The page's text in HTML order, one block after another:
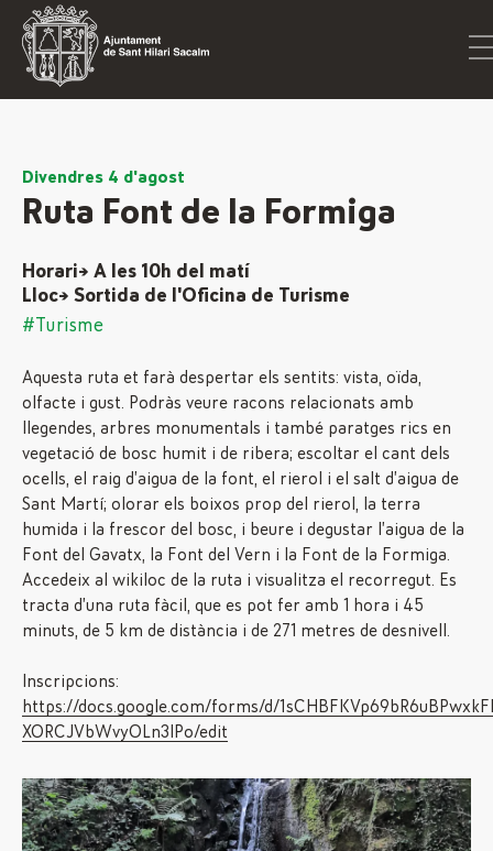
Divendres 4 d'agost
Ruta Font de la Formiga
Horari→ A les 10h del matí
Lloc→ Sortida de l'Oficina de Turisme
#Turisme
Aquesta ruta et farà despertar els sentits: vista, oïda,
olfacte i gust. Podràs veure racons relacionats amb
llegendes, arbres monumentals i també paratges rics en
vegetació de bosc humit i de ribera; escoltar el cant dels
ocells, el raig d’aigua de la font, el rierol i el salt d’aigua de
Sant Martí; olorar els boixos prop del rierol, la terra
humida i la frescor del bosc, i beure i degustar l’aigua de la
Font del Gavatx, la Font del Vern i la Font de la Formiga.
Accedeix al wikiloc de la ruta i visualitza el recorregut. Es
tracta d’una ruta fàcil, que es pot fer amb 1 hora i 45
minuts, de 5 km de distància i de 271 metres de desnivell.
Inscripcions:
https://docs.google.com/forms/d/
XORCJVbWvyOLn3IPo/edit